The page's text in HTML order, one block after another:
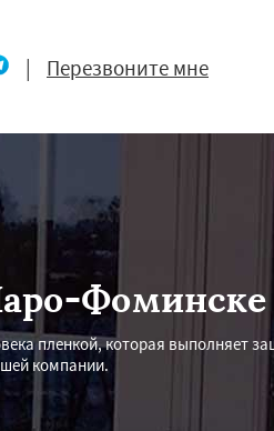
| Перезвоните мне
Фоминске
пленкой, которая выполняет
компании.